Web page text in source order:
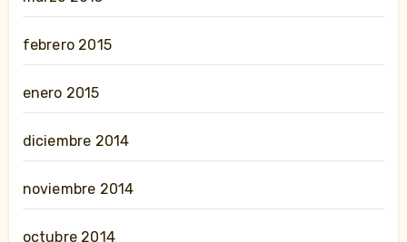
febrero 2015
enero 2015
diciembre 2014
noviembre 2014
octubre 2014